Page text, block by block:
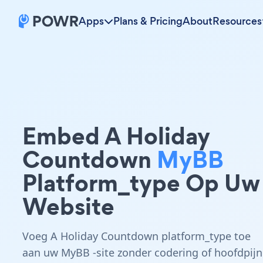
Apps Plans & PricingAboutResources
Embed A Holiday
Countdown MyBB
Platform_type Op Uw
Website
Voeg A Holiday Countdown platform_type toe
aan uw MyBB -site zonder codering of